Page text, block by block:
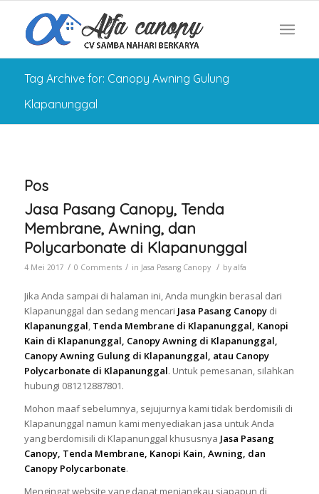
Tag Archive for: Canopy Awning Gulung
Klapanunggal
Pos
Jasa Pasang Canopy, Tenda
Membrane, Awning, dan
Polycarbonate di Klapanunggal
4 Mei 2017 / 0 Comments / in Jasa Pasang Canopy / by alfa
Jika Anda sampai di halaman ini, Anda mungkin berasal dari
Klapanunggal dan sedang mencari Jasa Pasang Canopy di
Klapanunggal, Tenda Membrane di Klapanunggal, Kanopi
Kain di Klapanunggal, Canopy Awning di Klapanunggal,
Canopy Awning Gulung di Klapanunggal, atau Canopy
Polycarbonate di Klapanunggal. Untuk pemesanan, silahkan
hubungi 081212887801.
Mohon maaf sebelumnya, sejujurnya kami tidak berdomisili di
Klapanunggal namun kami menyediakan jasa untuk Anda
yang berdomisili di Klapanunggal khususnya Jasa Pasang
Canopy, Tenda Membrane, Kanopi Kain, Awning, dan
Canopy Polycarbonate.
Mengingat website yang dapat menjangkau siapapun di